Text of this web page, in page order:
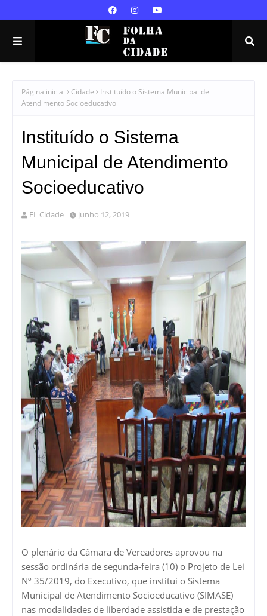
Página inicial Cidade
Instituído o Sistema Municipal de
Atendimento Socioeducativo
Instituído o Sistema
Municipal de Atendimento
Socioeducativo
FL Cidade junho 12, 2019
O plenário da Câmara de Vereadores aprovou na
sessão ordinária de segunda-feira (10) o Projeto de Lei
Nº 35/2019, do Executivo, que institui o Sistema
Municipal de Atendimento Socioeducativo (SIMASE)
nas modalidades de liberdade assistida e de prestação